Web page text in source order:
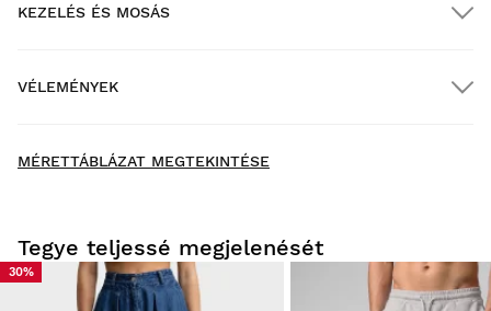
Házhozszállítás
$300.00 feletti rendelések esetén
KEZELÉS ÉS MOSÁS
VÉLEMÉNYEK
MÉRETTÁBLÁZAT MEGTEKINTÉSE
Tegye teljessé megjelenését
30%